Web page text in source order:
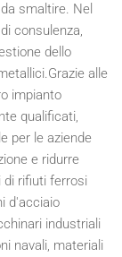
smaltire. Nel
consulenza,
dello
alle
impianto
qualificati,
per le aziende
e ridurre
di rifiuti ferrosi
d'acciaio
industriali
navali, materiali